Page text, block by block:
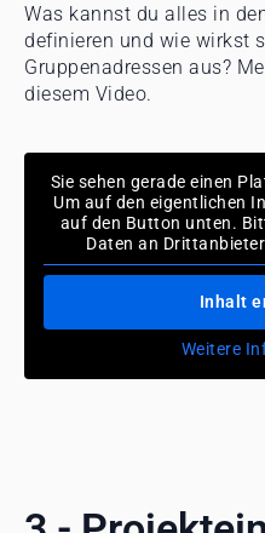
Was kannst du alles in
definieren und wie wirkst
Gruppenadressen aus?
diesem Video.
Sie sehen gerade einen
Um auf den eigentlichen
auf den Button unten.
Daten an
Inhalt
Weitere